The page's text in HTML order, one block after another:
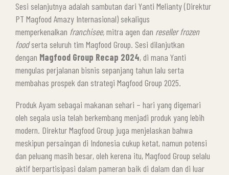
Sesi selanjutnya adalah sambutan dari Yanti Melianty (Direktur
PT Magfood Amazy Internasional) sekaligus
memperkenalkan franchisee,mitra agen dan reseller frozen
foodserta seluruh tim Magfood Group. Sesi dilanjutkan
dengan Magfood Group Recap 2024, di mana Yanti
mengulas perjalanan bisnis sepanjang tahun lalu serta
membahas prospek dan strategi Magfood Group 2025.
Produk Ayam sebagai makanan sehari – hari yang digemari
oleh segala usia telah berkembang menjadi produk yang lebih
modern. Direktur Magfood Group juga menjelaskan bahwa
meskipun persaingan di Indonesia cukup ketat, namun potensi
dan peluang masih besar, oleh kerena itu, Magfood Group selalu
aktif berpartisipasi dalam pameran baik di dalam dan di luar